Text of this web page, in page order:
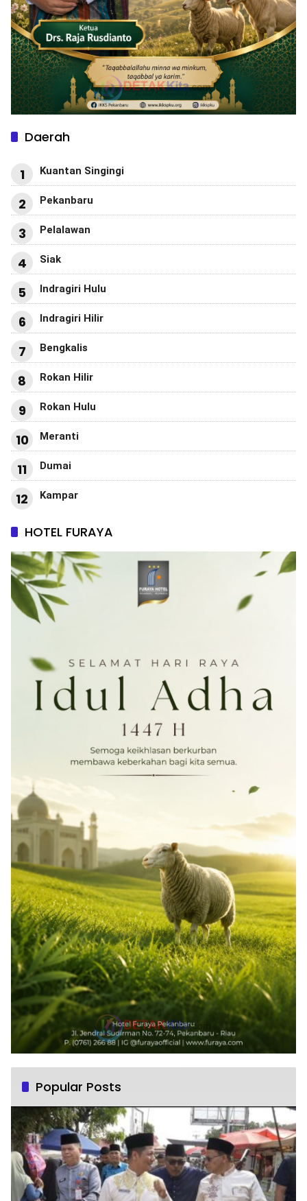
Daerah
1 Kuantan Singingi
2 Pekanbaru
3 Pelalawan
4 Siak
5 Indragiri Hulu
6 Indragiri Hilir
7 Bengkalis
8 Rokan Hilir
9 Rokan Hulu
10 Meranti
11 Dumai
12 Kampar
HOTEL FURAYA
Popular Posts